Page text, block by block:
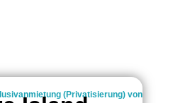
(Privatisierung) von